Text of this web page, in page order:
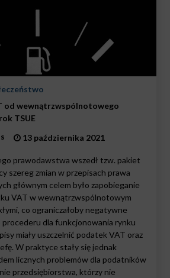
od wewnątrzwspólnotowego
TSUE
13 października 2021
prawodawstwa wszedł tzw. pakiet
szereg zmian w przepisach prawa
głównym celem było zapobieganie
VAT w wewnątrzwspólnotowym
co ograniczałoby negatywne
dla funkcjonowania rynku
miały uszczelnić podatek VAT oraz
W praktyce stały się jednak
licznych problemów dla podatników
przedsiębiorstwa, którzy nie